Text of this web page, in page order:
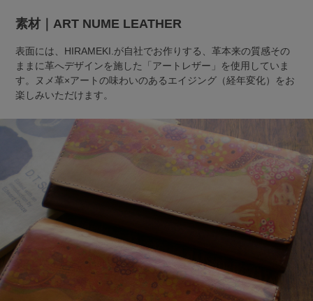
素材｜ART NUME LEATHER
表面には、HIRAMEKI.が自社でお作りする、革本来の質感その
ままに革へデザインを施した「アートレザー」を使用していま
す。ヌメ革×アートの味わいのあるエイジング（経年変化）をお
楽しみいただけます。